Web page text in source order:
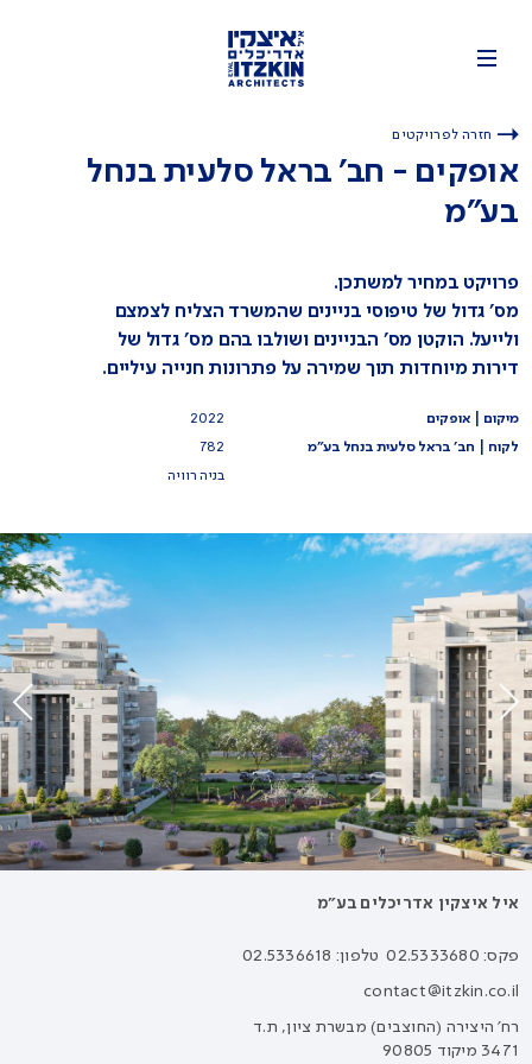
חזרה לפרויקטים
אופקים - חב' בראל סלעית בנחל
בע"מ
פרויקט במחיר למשתכן.
מס' גדול של טיפוסי בניינים שהמשרד הצליח לצמצם
ולייעל. הוקטן מס' הבניינים ושולבו בהם מס' גדול של
דירות מיוחדות תוך שמירה על פתרונות חנייה עיליים.
מיקום | אופקים
לקוח | חב' בראל סלעית בנחל בע"מ
2022
782
בניה רוויה
איל איצקין אדריכלים בע״מ
רח׳ היצירה (החוצבים) מבשרת ציון, ת.ד
3471 מיקוד 90805
פקס: 02.5333680 טלפון: 02.5336618
contact@itzkin.co.il